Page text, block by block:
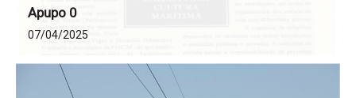
Apupo 0
07/04/2025